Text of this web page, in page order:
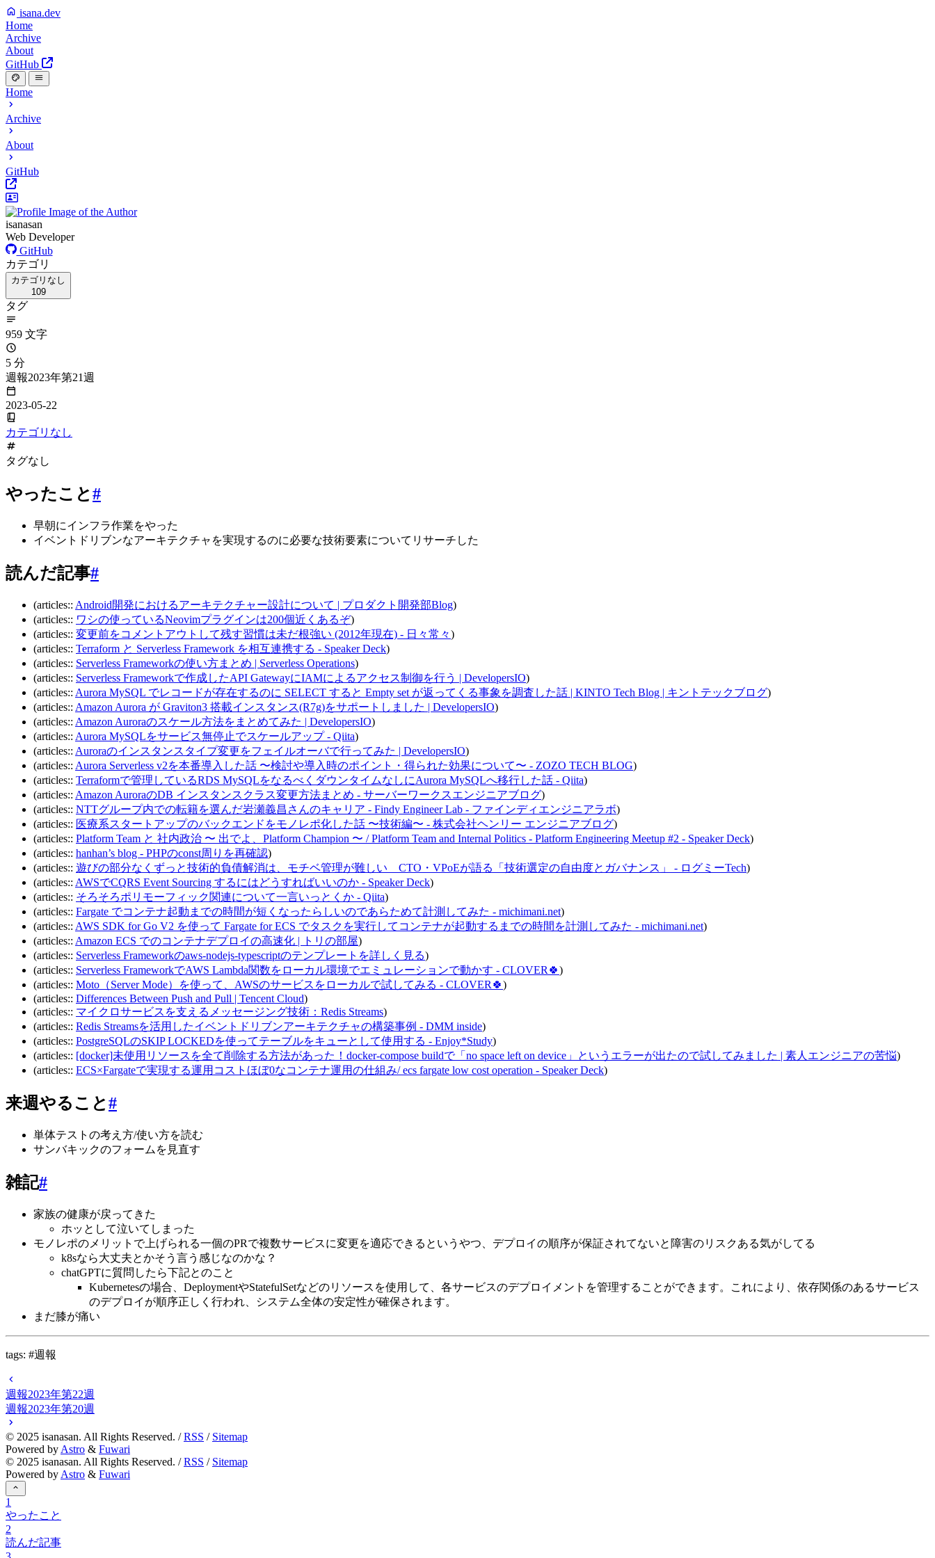
isana.dev
Home
Archive
About
GitHub
Home
Archive
About
GitHub
isanasan
Web Developer
GitHub
カテゴリ
カテゴリなし
109
タグ
959 文字
5 分
週報2023年第21週
2023-05-22
カテゴリなし
タグなし
やったこと#
早朝にインフラ作業をやった
イベントドリブンなアーキテクチャを実現するのに必要な技術要素についてリサーチした
読んだ記事#
(articles:: Android開発におけるアーキテクチャー設計について | プロダクト開発部Blog)
(articles:: ワシの使っているNeovimプラグインは200個近くあるぞ)
(articles:: 変更前をコメントアウトして残す習慣は未だ根強い (2012年現在) - 日々常々)
(articles:: Terraform と Serverless Framework を相互連携する - Speaker Deck)
(articles:: Serverless Frameworkの使い方まとめ | Serverless Operations)
(articles:: Serverless Frameworkで作成したAPI GatewayにIAMによるアクセス制御を行う | DevelopersIO)
(articles:: Aurora MySQL でレコードが存在するのに SELECT すると Empty set が返ってくる事象を調査した話 | KINTO Tech Blog | キントテックブログ)
(articles:: Amazon Aurora が Graviton3 搭載インスタンス(R7g)をサポートしました | DevelopersIO)
(articles:: Amazon Auroraのスケール方法をまとめてみた | DevelopersIO)
(articles:: Aurora MySQLをサービス無停止でスケールアップ - Qiita)
(articles:: Auroraのインスタンスタイプ変更をフェイルオーバで行ってみた | DevelopersIO)
(articles:: Aurora Serverless v2を本番導入した話 〜検討や導入時のポイント・得られた効果について〜 - ZOZO TECH BLOG)
(articles:: Terraformで管理しているRDS MySQLをなるべくダウンタイムなしにAurora MySQLへ移行した話 - Qiita)
(articles:: Amazon AuroraのDB インスタンスクラス変更方法まとめ - サーバーワークスエンジニアブログ)
(articles:: NTTグループ内での転籍を選んだ岩瀬義昌さんのキャリア - Findy Engineer Lab - ファインディエンジニアラボ)
(articles:: 医療系スタートアップのバックエンドをモノレポ化した話 〜技術編〜 - 株式会社ヘンリー エンジニアブログ)
(articles:: Platform Team と 社内政治 〜 出でよ、Platform Champion 〜 / Platform Team and Internal Politics - Platform Engineering Meetup #2 - Speaker Deck)
(articles:: hanhan’s blog - PHPのconst周りを再確認)
(articles:: 遊びの部分なくずっと技術的負債解消は、モチベ管理が難しい CTO・VPoEが語る「技術選定の自由度とガバナンス」 - ログミーTech)
(articles:: AWSでCQRS Event Sourcing するにはどうすればいいのか - Speaker Deck)
(articles:: そろそろポリモーフィック関連について一言いっとくか - Qiita)
(articles:: Fargate でコンテナ起動までの時間が短くなったらしいのであらためて計測してみた - michimani.net)
(articles:: AWS SDK for Go V2 を使って Fargate for ECS でタスクを実行してコンテナが起動するまでの時間を計測してみた - michimani.net)
(articles:: Amazon ECS でのコンテナデプロイの高速化 | トリの部屋)
(articles:: Serverless Frameworkのaws-nodejs-typescriptのテンプレートを詳しく見る)
(articles:: Serverless FrameworkでAWS Lambda関数をローカル環境でエミュレーションで動かす - CLOVER🍀)
(articles:: Moto（Server Mode）を使って、AWSのサービスをローカルで試してみる - CLOVER🍀)
(articles:: Differences Between Push and Pull | Tencent Cloud)
(articles:: マイクロサービスを支えるメッセージング技術：Redis Streams)
(articles:: Redis Streamsを活用したイベントドリブンアーキテクチャの構築事例 - DMM inside)
(articles:: PostgreSQLのSKIP LOCKEDを使ってテーブルをキューとして使用する - Enjoy*Study)
(articles:: [docker]未使用リソースを全て削除する方法があった！docker-compose buildで「no space left on device」というエラーが出たので試してみました | 素人エンジニアの苦悩)
(articles:: ECS×Fargateで実現する運用コストほぼ0なコンテナ運用の仕組み/ ecs fargate low cost operation - Speaker Deck)
来週やること#
単体テストの考え方/使い方を読む
サンバキックのフォームを見直す
雑記#
家族の健康が戻ってきた
ホッとして泣いてしまった
モノレポのメリットで上げられる一個のPRで複数サービスに変更を適応できるというやつ、デプロイの順序が保証されてないと障害のリスクある気がしてる
k8sなら大丈夫とかそう言う感じなのかな？
chatGPTに質問したら下記とのこと
Kubernetesの場合、DeploymentやStatefulSetなどのリソースを使用して、各サービスのデプロイメントを管理することができます。これにより、依存関係のあるサービス
のデプロイが順序正しく行われ、システム全体の安定性が確保されます。
まだ膝が痛い
tags: #週報
週報2023年第22週
週報2023年第20週
© 2025 isanasan. All Rights Reserved. /RSS / Sitemap
Powered by Astro & Fuwari
© 2025 isanasan. All Rights Reserved. /RSS / Sitemap
Powered by Astro & Fuwari
1
やったこと
2
読んだ記事